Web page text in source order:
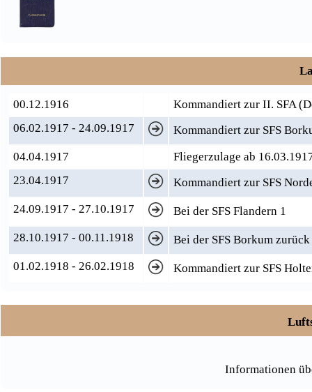
00.12.1916
Kommandiert zur II. SFA
06.02.1917 - 24.09.1917
Kommandiert zur SFS
04.04.1917
Fliegerzulage ab
23.04.1917
Kommandiert zur SFS
24.09.1917 - 27.10.1917
Bei der SFS Flandern 1
28.10.1917 - 00.11.1918
Bei der SFS Borkum zurück
01.02.1918 - 26.02.1918
Kommandiert zur SFS
Informationen